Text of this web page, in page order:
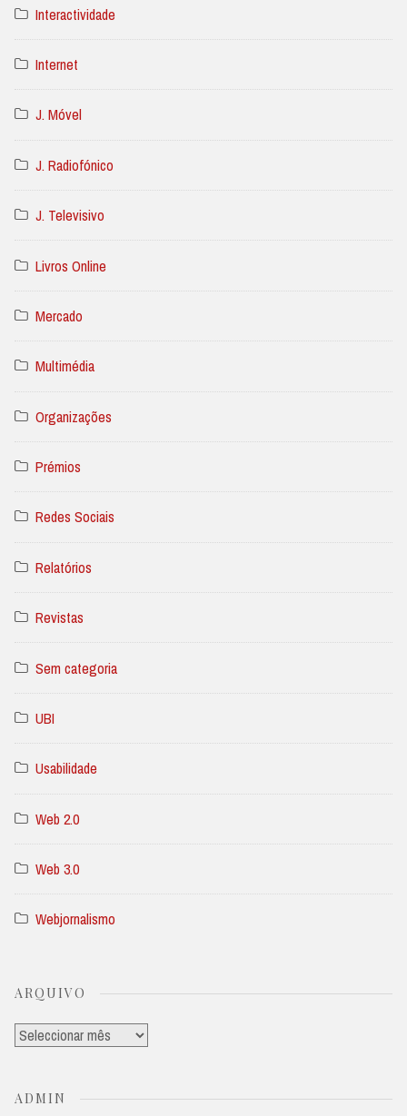
Interactividade
Internet
J. Móvel
J. Radiofónico
J. Televisivo
Livros Online
Mercado
Multimédia
Organizações
Prémios
Redes Sociais
Relatórios
Revistas
Sem categoria
UBI
Usabilidade
Web 2.0
Web 3.0
Webjornalismo
ARQUIVO
Arquivo
ADMIN